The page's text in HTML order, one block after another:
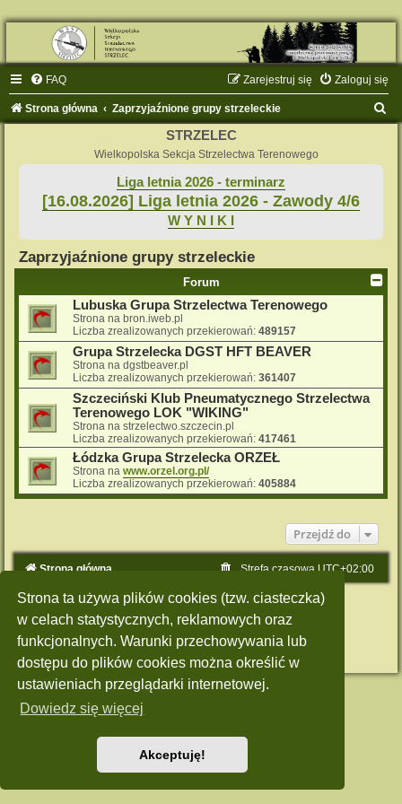
Strona ta używa plików cookies (tzw. ciasteczka)
w celach statystycznych, reklamowych oraz
funkcjonalnych. Warunki przechowywania lub
dostępu do plików cookies można określić w
ustawieniach przeglądarki internetowej.
Dowiedz się więcej
Akceptuję!
FAQ Zaloguj się
Zarejestruj się
Strona główna Zaprzyjaźnione grupy strzeleckie
STRZELEC
Wielkopolska Sekcja Strzelectwa Terenowego
Liga letnia 2026 - terminarz
[16.08.2026] Liga letnia 2026 - Zawody 4/6
W Y N I K I
Zaprzyjaźnione grupy strzeleckie
Forum
Lubuska Grupa Strzelectwa Terenowego
Strona na bron.iweb.pl
Liczba zrealizowanych przekierowań: 489157
Grupa Strzelecka DGST HFT BEAVER
Strona na dgstbeaver.pl
Liczba zrealizowanych przekierowań: 361407
Szczeciński Klub Pneumatycznego Strzelectwa
Terenowego LOK "WIKING"
Strona na strzelectwo.szczecin.pl
Liczba zrealizowanych przekierowań: 417461
Łódzka Grupa Strzelecka ORZEŁ
Strona na www.orzel.org.pl/
Liczba zrealizowanych przekierowań: 405884
Przejdź do
Strona główna Strefa czasowa UTC+02:00
Technologię dostarcza phpBB® Forum Software © phpBB Limited
Polski pakiet językowy dostarczaphpBB.pl
Style: Green-Style by Joyce&Luna phpBB-Style-Design
Zasady ochrony danych osobowych
|Regulamin